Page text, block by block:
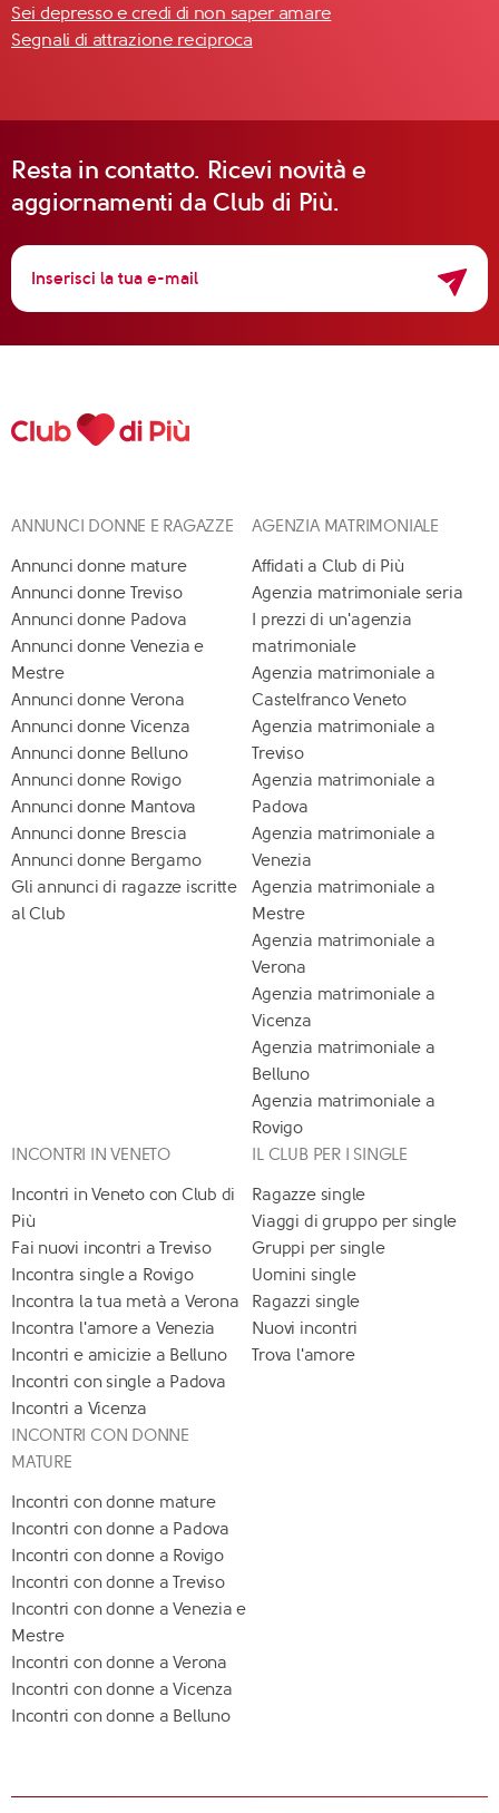
Sei depresso e credi di non saper amare
Segnali di attrazione reciproca
Resta in contatto. Ricevi novità e
aggiornamenti da Club di Più.
ANNUNCI DONNE E RAGAZZE
Annunci donne mature
Annunci donne Treviso
Annunci donne Padova
Annunci donne Venezia e
Mestre
Annunci donne Verona
Annunci donne Vicenza
Annunci donne Belluno
Annunci donne Rovigo
Annunci donne Mantova
Annunci donne Brescia
Annunci donne Bergamo
Gli annunci di ragazze iscritte
al Club
AGENZIA MATRIMONIALE
Affidati a Club di Più
Agenzia matrimoniale seria
I prezzi di un'agenzia
matrimoniale
Agenzia matrimoniale a
Castelfranco Veneto
Agenzia matrimoniale a
Treviso
Agenzia matrimoniale a
Padova
Agenzia matrimoniale a
Venezia
Agenzia matrimoniale a
Mestre
Agenzia matrimoniale a
Verona
Agenzia matrimoniale a
Vicenza
Agenzia matrimoniale a
Belluno
Agenzia matrimoniale a
Rovigo
INCONTRI IN VENETO
Incontri in Veneto con Club di
Più
Fai nuovi incontri a Treviso
Incontra single a Rovigo
Incontra la tua metà a Verona
Incontra l'amore a Venezia
Incontri e amicizie a Belluno
Incontri con single a Padova
Incontri a Vicenza
IL CLUB PER I SINGLE
Ragazze single
Viaggi di gruppo per single
Gruppi per single
Uomini single
Ragazzi single
Nuovi incontri
Trova l'amore
INCONTRI CON DONNE
MATURE
Incontri con donne mature
Incontri con donne a Padova
Incontri con donne a Rovigo
Incontri con donne a Treviso
Incontri con donne a Venezia e
Mestre
Incontri con donne a Verona
Incontri con donne a Vicenza
Incontri con donne a Belluno